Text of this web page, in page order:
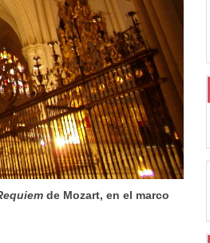
de Mozart, en el marco